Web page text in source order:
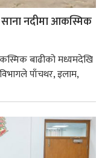
नदीमा आकस्मिक
बाढीको मध्यमदेखि
पाँचथर, इलाम,